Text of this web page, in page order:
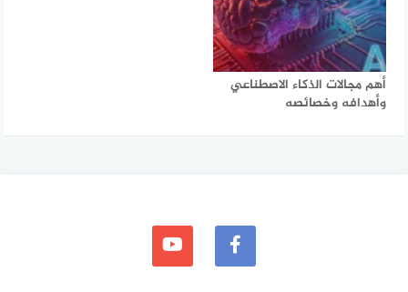
أهم مجالات الذكاء الاصطناعي
وأهدافه وخصائصه